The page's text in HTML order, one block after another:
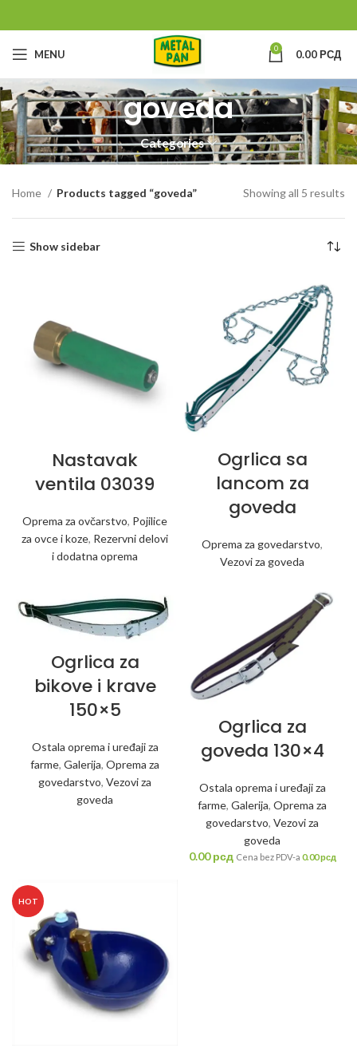
MENU 0 0.00РСД
goveda
Categories
Home Products tagged “goveda” Showing all 5 results
Show sidebar
Nastavak
ventila 03039
Oprema za ovčarstvo, Pojilice
za ovce i koze, Rezervni delovi
i dodatna oprema
Ogrlica sa
lancom za
goveda
Oprema za govedarstvo,
Vezovi za goveda
Ogrlica za
bikove i krave
150×5
Ostala oprema i uređaji za
farme, Galerija, Oprema za
govedarstvo, Vezovi za
goveda
Ogrlica za
goveda 130×4
Ostala oprema i uređaji za
farme, Galerija, Oprema za
govedarstvo, Vezovi za
goveda
0.00рсд Cena bez PDV-a 0.00рсд
HOT